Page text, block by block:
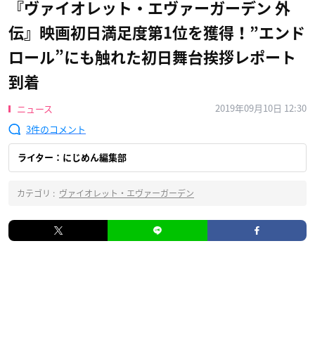
『ヴァイオレット・エヴァーガーデン 外
伝』映画初日満足度第1位を獲得！”エンド
ロール”にも触れた初日舞台挨拶レポート
到着
ニュース
2019年09月10日 12:30
3
ライター：にじめん編集部
カテゴリ : ヴァイオレット・エヴァーガーデン